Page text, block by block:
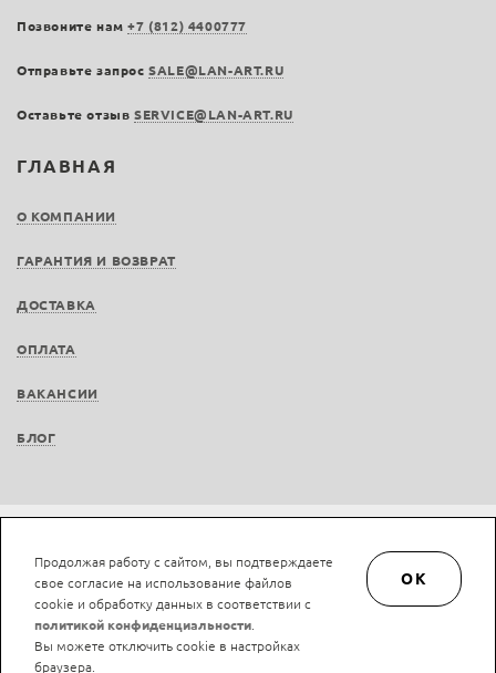
ГЛАВНАЯ
О КОМПАНИИ
ГАРАНТИЯ И ВОЗВРАТ
ДОСТАВКА
ОПЛАТА
ВАКАНСИИ
БЛОГ
Позвоните нам+7 (812) 4400777
Отправьте запросSALE@LAN-ART.RU
Оставьте отзыв SERVICE@LAN-ART.RU
Не является публичной офертой © LAN-art.ru, 2013—2026. Все права защищены.
Политика конфиденциальности.
Положение об обработке и защите персональных
данных.
Продолжая работу с сайтом, вы подтверждаете
свое согласие на использование файлов
cookie и обработку данных в соответствии с
политикой конфиденциальности
Вы можете отключить cookie в настройках
браузера.
OK